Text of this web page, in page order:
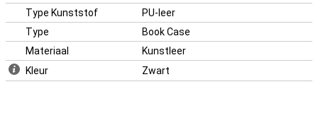
Type Kunststof
PU-leer
Type
Book Case
Materiaal
Kunstleer
Kleur
Zwart